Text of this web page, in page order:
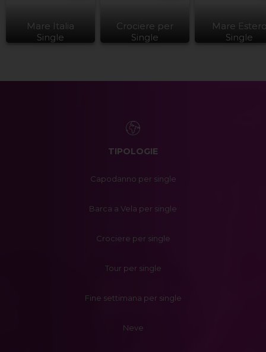
Mare Italia
Single
Crociere per
Single
Mare
Single
TIPOLOGIE
Capodanno per single
Barca a Vela per single
Crociere per single
Tour per single
Fine settimana per single
Neve